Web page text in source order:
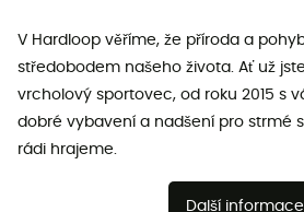
V Hardloop věříme, že příroda a
středobodem našeho života. Ať už
vrcholový sportovec, od roku 2015 s
dobré vybavení a nadšení pro strmé
rádi hrajeme.
Další informace